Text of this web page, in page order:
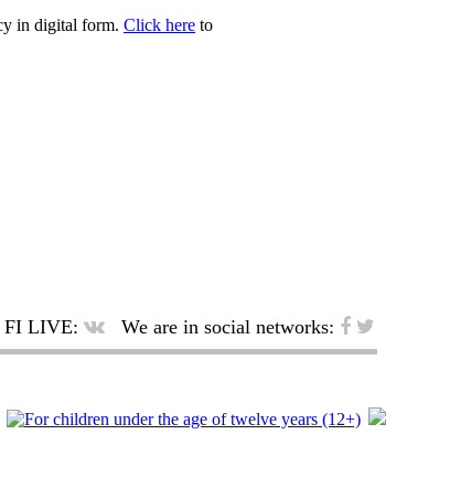
in digital form. Click here to
FI LIVE: We are in social networks: